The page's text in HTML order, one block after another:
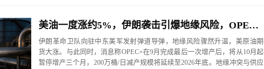
美油一度涨约5%，伊朗袭击引爆地缘风险，OPEC+或10月起暂停增产
伊朗革命卫队向驻中东美军发射弹道导弹，地缘风险骤然升温，美原油期
货大涨。与此同时，消息称OPEC+在9月完成最后一次增产后，将从10月起
暂停增产三个月，200万桶/日减产规模将延续至2026年底。地缘冲突与供应